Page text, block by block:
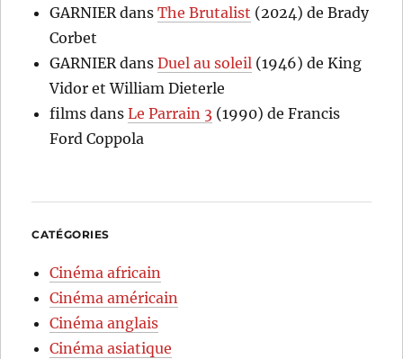
GARNIERdansThe Brutalist (2024) de Brady
Corbet
GARNIERdansDuel au soleil (1946) de King
Vidor et William Dieterle
films dansLe Parrain 3 (1990) de Francis
Ford Coppola
CATÉGORIES
Cinéma africain
Cinéma américain
Cinéma anglais
Cinéma asiatique